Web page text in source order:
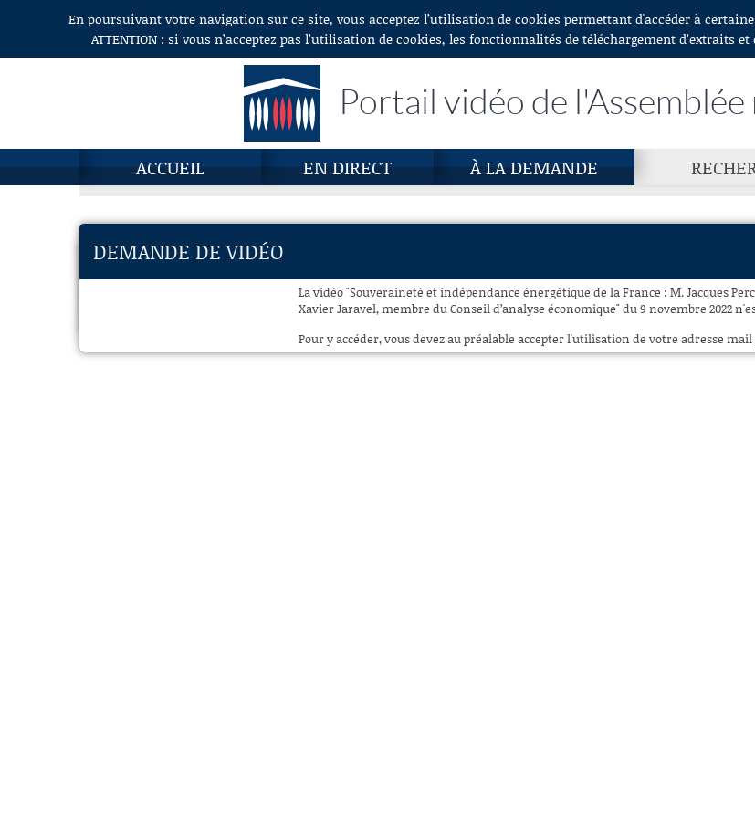
Aller au contenuEn poursuivant votre navigation sur ce site, vous acceptez l’utilisation de cookies permettant d'accéder à
ATTENTION : si vous n’acceptez pas l’utilisation de cookies, les fonctionnalités de téléchargement d’extraits
Portail vidéo de
ACCUEIL EN DIRECT À LA DEMANDE
DEMANDE DE VIDÉO
La vidéo "Souveraineté et indépendance énergétique de la France : M. Jacques
Xavier Jaravel, membre du Conseil d’analyse économique" du 9 novembre 2022
Pour y accéder, vous devez au préalable accepter l'utilisation de votre adresse